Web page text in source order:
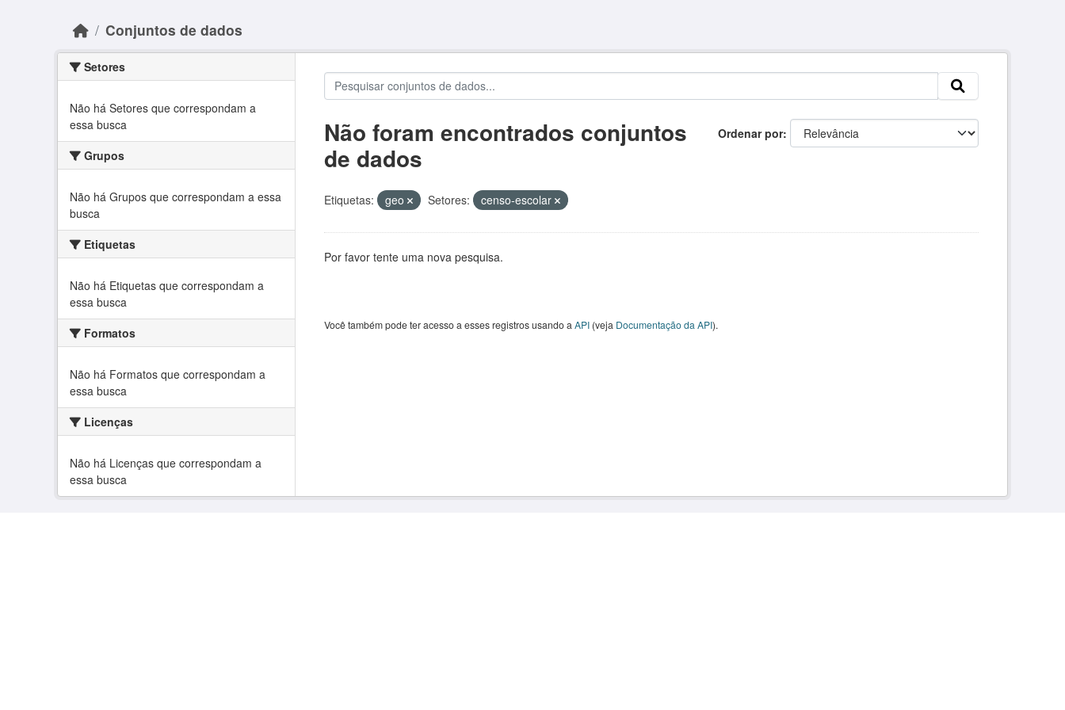
Conjuntos de dados
Setores
Não há Setores que correspondam a
essa busca
Grupos
Não há Grupos que correspondam a essa
busca
Etiquetas
Não há Etiquetas que correspondam a
essa busca
Formatos
Não há Formatos que correspondam a
essa busca
Licenças
Não há Licenças que correspondam a
essa busca
Ordenar por
Não foram encontrados conjuntos
de dados
Etiquetas: geo Setores: censo-escolar
Por favor tente uma nova pesquisa.
Você também pode ter acesso a esses registros usando a API(veja Documentação da API).